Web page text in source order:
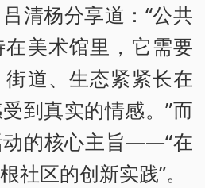
清杨分享道：“公共
美术馆里，它需要
道、生态紧紧长在
到真实的情感。”而
动的核心主旨——“在
社区的创新实践”。